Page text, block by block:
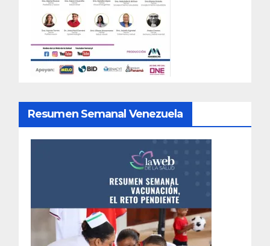
Resumen Semanal Venezuela